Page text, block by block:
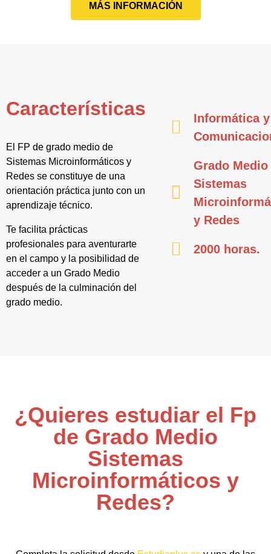
MÁS INFORMACIÓN
Características
El FP de grado medio de
Sistemas Microinformáticos y
Redes se constituye de una
orientación práctica junto con un
aprendizaje técnico.
Te facilita prácticas
profesionales para aventurarte
en el campo y la posibilidad de
acceder a un Grado Medio
después de la culminación del
grado medio.
Informática y
Grado Medio
Sistemas
y Redes
2000 horas.
¿Quieres estudiar el Fp
de Grado Medio
Sistemas
Microinformáticos y
Redes?